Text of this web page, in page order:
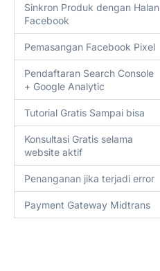
Sinkron Produk dengan Halan
Facebook
Pemasangan Facebook Pixel
Pendaftaran Search Console
+ Google Analytic
Tutorial Gratis Sampai bisa
Konsultasi Gratis selama
website aktif
Penanganan jika terjadi error
Payment Gateway Midtrans